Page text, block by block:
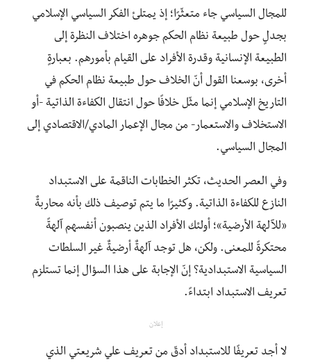
للمجال السياسي جاء متعثّرًا؛ إذ يمتلئ الفكر السياسي الإسلامي
بجدلٍ حول طبيعة نظام الحكم جوهره اختلاف النظرة إلى
الطبيعة الإنسانية وقدرة الأفراد على القيام بأمورهم. بعبارةٍ
أخرى، بوسعنا القول أنّ الخلاف حول طبيعة نظام الحكم في
التاريخ الإسلامي إنما مثّل خلافًا حول انتقال الكفاءة الذاتية -أو
الاستخلاف والاستعمار- من مجال الإعمار المادي/الاقتصادي إلى
المجال السياسي.
وفي العصر الحديث، تكثر الخطابات الناقمة على الاستبداد
النازع للكفاءة الذاتية. وكثيرًا ما يتم توصيف ذلك بأنه محاربةٌ
«للآلهة الأرضية»؛ أولئك الأفراد الذين ينصبون أنفسهم آلهةً
محتكرةً للمعنى. ولكن، هل توجد آلهةٌ أرضيةٌ غير السلطات
السياسية الاستبدادية؟ إنّ الإجابة على هذا السؤال إنما تستلزم
تعريف الاستبداد ابتداءً.
إعلان
لا أجد تعريفًا للاستبداد أدقّ من تعريف علي شريعتي الذي